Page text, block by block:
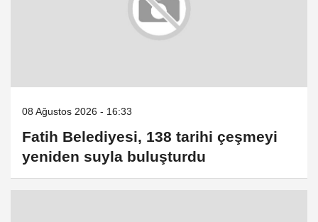
08 Ağustos 2026 - 16:33
Fatih Belediyesi, 138 tarihi çeşmeyi
yeniden suyla buluşturdu